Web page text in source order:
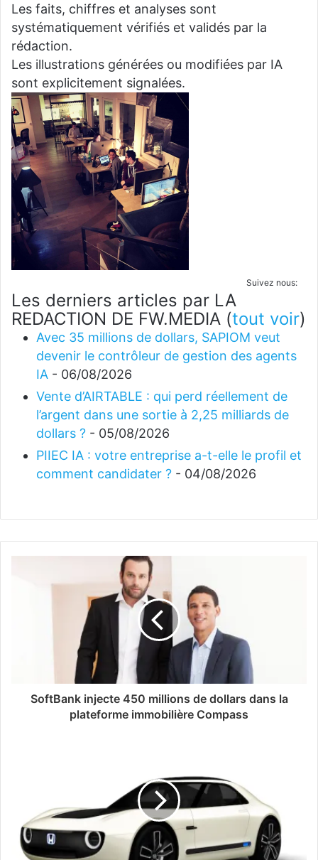
Les faits, chiffres et analyses sont
systématiquement vérifiés et validés par la
rédaction.
Les illustrations générées ou modifiées par IA
sont explicitement signalées.
Suivez nous:
Les derniers articles par LA
REDACTION DE FW.MEDIA (tout voir)
Avec 35 millions de dollars, SAPIOM veut
devenir le contrôleur de gestion des agents
IA - 06/08/2026
Vente d’AIRTABLE : qui perd réellement de
l’argent dans une sortie à 2,25 milliards de
dollars ? - 05/08/2026
PIIEC IA : votre entreprise a-t-elle le profil et
comment candidater ? - 04/08/2026
SoftBank injecte 450 millions de dollars dans la
plateforme immobilière Compass